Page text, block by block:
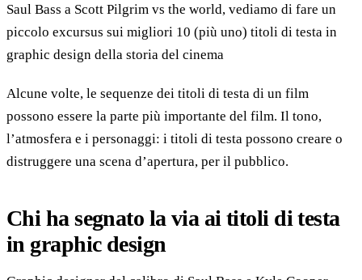
Saul Bass a Scott Pilgrim vs the world, vediamo di fare un
piccolo excursus sui migliori 10 (più uno) titoli di testa in
graphic design della storia del cinema
Alcune volte, le sequenze dei titoli di testa di un film
possono essere la parte più importante del film. Il tono,
l’atmosfera e i personaggi: i titoli di testa possono creare o
distruggere una scena d’apertura, per il pubblico.
Chi ha segnato la via ai titoli di testa
in graphic design